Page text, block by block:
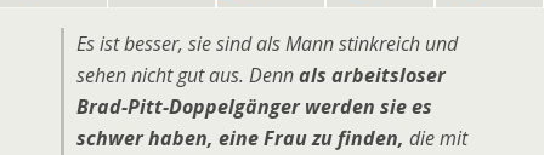
Es ist besser, sie sind als Mann stinkreich und
sehen nicht gut aus. Dennals arbeitsloser
Brad-Pitt-Doppelgänger werden sie es
schwer haben, eine Frau zu finden, die mit